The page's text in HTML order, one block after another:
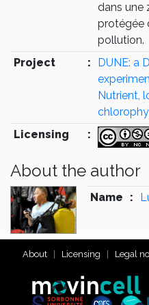
dans une
protégée
pollution.
Project
:
DUNE: a
Nutrient,
Licensing
:
About the author
Name :
About Licensing Legal